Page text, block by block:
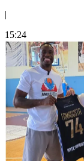
|
15:24